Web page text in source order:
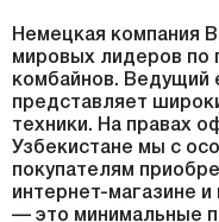
Немецкая компания
мировых лидеров по
комбайнов. Ведущий
представляет
техники. На правах
Узбекистане мы с
покупателям
интернет-магазине
— это минимальные